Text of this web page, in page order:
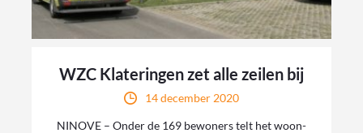
WZC Klateringen zet alle zeilen bij
14 december 2020
NINOVE – Onder de 169 bewoners telt het woon-